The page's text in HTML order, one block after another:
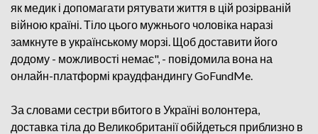
як медик і допомагати рятувати життя в цій розірваній
війною країні. Тіло цього мужнього чоловіка наразі
замкнуте в українському морзі. Щоб доставити його
додому - можливості немає", - повідомила вона на
онлайн-платформі краудфандингу GoFundMe.
За словами сестри вбитого в Україні волонтера,
доставка тіла до Великобританії обійдеться приблизно в